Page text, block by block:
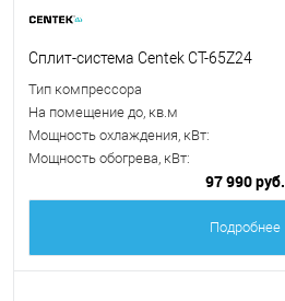
Сплит-система Centek CT-65Z24
Тип компрессора
На помещение до, кв.м
Мощность охлаждения, кВт:
Мощность обогрева, кВт:
97 990 руб.
Подробнее